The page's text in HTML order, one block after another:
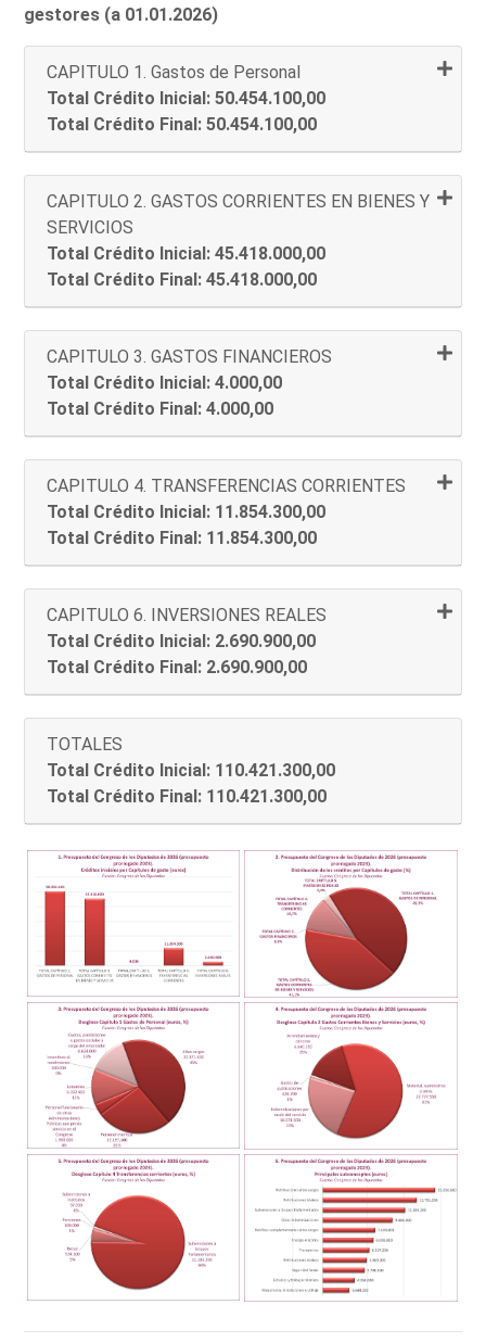
gestores (a 01.01.2026)
CAPITULO 1. Gastos de Personal
Total Crédito Inicial: 50.454.100,00
Total Crédito Final: 50.454.100,00
CAPITULO 2. GASTOS CORRIENTES EN BIENES Y
SERVICIOS
Total Crédito Inicial: 45.418.000,00
Total Crédito Final: 45.418.000,00
CAPITULO 3. GASTOS FINANCIEROS
Total Crédito Inicial: 4.000,00
Total Crédito Final: 4.000,00
CAPITULO 4. TRANSFERENCIAS CORRIENTES
Total Crédito Inicial: 11.854.300,00
Total Crédito Final: 11.854.300,00
CAPITULO 6. INVERSIONES REALES
Total Crédito Inicial: 2.690.900,00
Total Crédito Final: 2.690.900,00
TOTALES
Total Crédito Inicial: 110.421.300,00
Total Crédito Final: 110.421.300,00